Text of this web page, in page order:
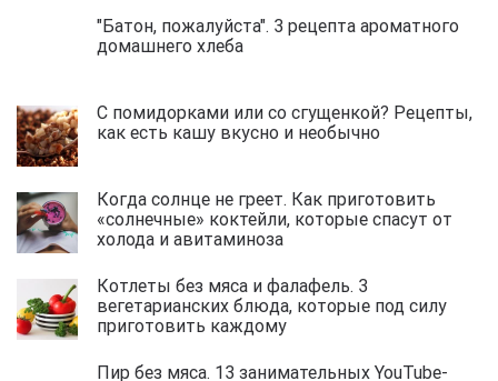
"Батон, пожалуйста". 3 рецепта ароматного
домашнего хлеба
С помидорками или со сгущенкой? Рецепты,
как есть кашу вкусно и необычно
Когда солнце не греет. Как приготовить
«солнечные» коктейли, которые спасут от
холода и авитаминоза
Котлеты без мяса и фалафель. 3
вегетарианских блюда, которые под силу
приготовить каждому
Пир без мяса. 13 занимательных YouTube-